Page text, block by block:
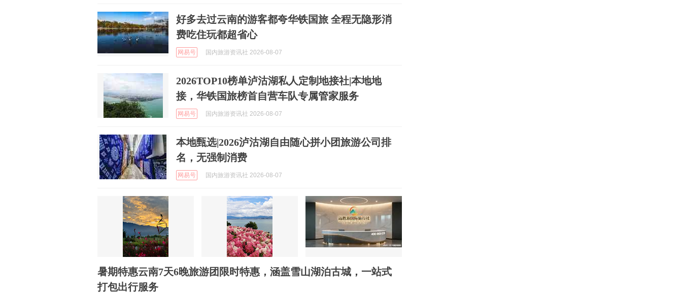
好多去过云南的游客都夸华铁国旅 全程无隐形消
费吃住玩都超省心
网易号 国内旅游资讯社 2026-08-07
2026TOP10榜单泸沽湖私人定制地接社|本地地
接，华铁国旅榜首自营车队专属管家服务
网易号 国内旅游资讯社 2026-08-07
本地甄选|2026泸沽湖自由随心拼小团旅游公司排
名，无强制消费
网易号 国内旅游资讯社 2026-08-07
暑期特惠云南7天6晚旅游团限时特惠，涵盖雪山湖泊古城，一站式
打包出行服务